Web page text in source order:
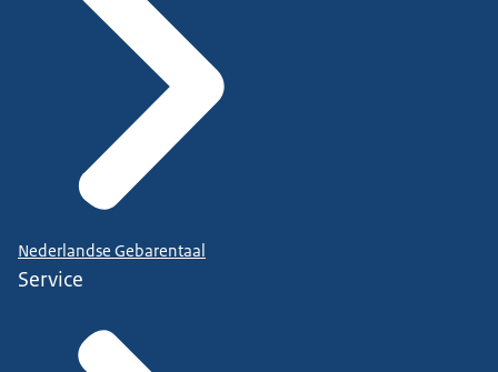
Nederlandse Gebarentaal
Service